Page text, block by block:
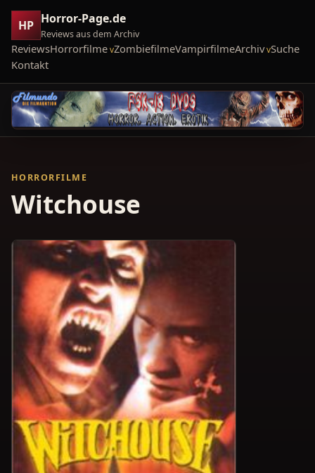
HP Horror-Page.de
Reviews aus dem Archiv
ReviewsHorrorfilme ZombiefilmeVampirfilmeArchiv Suche
Kontakt
HORRORFILME
Witchouse